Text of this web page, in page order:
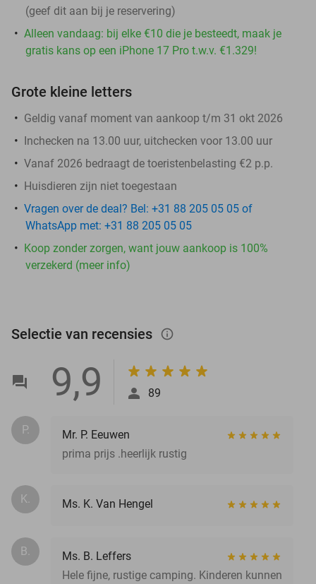
(geef dit aan bij je reservering)
Alleen vandaag: bij elke €10 die je besteedt, maak je
gratis kans op een iPhone 17 Pro t.w.v. €1.329!
Grote kleine letters
Geldig vanaf moment van aankoop t/m 31 okt 2026
Inchecken na 13.00 uur, uitchecken voor 13.00 uur
Vanaf 2026 bedraagt de toeristenbelasting €2 p.p.
Huisdieren zijn niet toegestaan
Vragen over de deal? Bel: +31 88 205 05 05 of
WhatsApp met: +31 88 205 05 05
Koop zonder zorgen, want jouw aankoop is 100%
verzekerd (meer info)
Selectie van recensies info_outlined
9,9 89
P.
Mr. P. Eeuwen
prima prijs .heerlijk rustig
K. Ms. K. Van Hengel
B.
Ms. B. Leffers
Hele fijne, rustige camping. Kinderen kunnen